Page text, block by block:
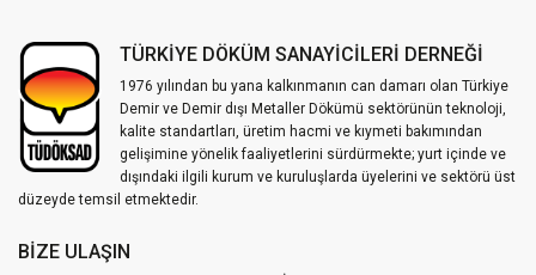
TÜRKİYE DÖKÜM SANAYİCİLERİ DERNEĞİ
1976 yılından bu yana kalkınmanın can damarı olan Türkiye
Demir ve Demir dışı Metaller Dökümü sektörünün teknoloji,
kalite standartları, üretim hacmi ve kıymeti bakımından
gelişimine yönelik faaliyetlerini sürdürmekte; yurt içinde ve
dışındaki ilgili kurum ve kuruluşlarda üyelerini ve sektörü üst
düzeyde temsil etmektedir.
BIZE ULAŞIN